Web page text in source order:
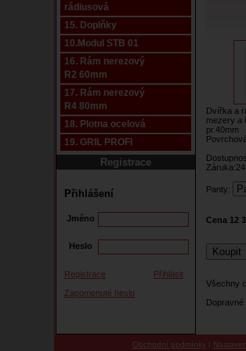
rádiusová
15. Doplňky
10.Modul STB 01
16. Rám nerezový
R2 60mm
17. Rám nerezový
R4 80mm
18. Plotna ocelová
19. GRIL PROFI
Registrace
Přihlášení
Jméno
Heslo
Registrace
Přihlásit
Zapomenuté heslo
Dvířka a
mezery a
pr.40mm
Panty:
Cena 12
Všechny
Obchodní podmínky|